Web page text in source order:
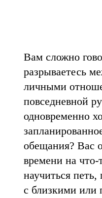
Вам сложно
разрываетесь
личными
повседневной
одновременно
обещания? Вас
времени на что-
научиться
с близкими или